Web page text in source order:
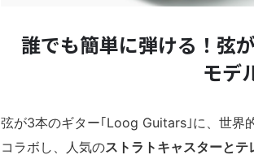
誰でも簡単に弾ける！弦
モデ
弦が3本のギター｢Loog Guitars｣に、世界
コラボし、人気のストラトキャスターとテ